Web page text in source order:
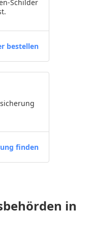
Schilder
bestellen
finden
in